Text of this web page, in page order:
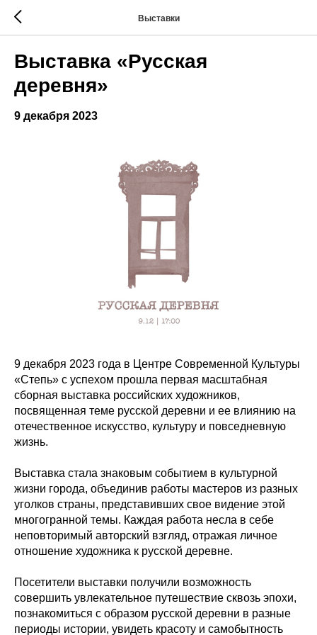
Выставки
Выставка «Русская
деревня»
9 декабря 2023
9 декабря 2023 года в Центре Современной Культуры
«Степь» с успехом прошла первая масштабная
сборная выставка российских художников,
посвященная теме русской деревни и ее влиянию на
отечественное искусство, культуру и повседневную
жизнь.
Выставка стала знаковым событием в культурной
жизни города, объединив работы мастеров из разных
уголков страны, представивших свое видение этой
многогранной темы. Каждая работа несла в себе
неповторимый авторский взгляд, отражая личное
отношение художника к русской деревне.
Посетители выставки получили возможность
совершить увлекательное путешествие сквозь эпохи,
познакомиться с образом русской деревни в разные
периоды истории, увидеть красоту и самобытность